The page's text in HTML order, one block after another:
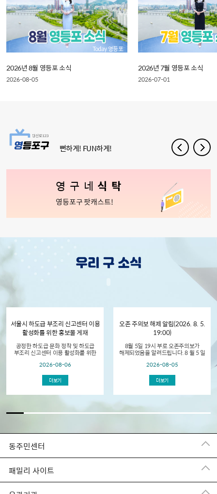
Today 영등포
2026년 8월 영등포 소식
2026-08-05
2026년 7월 영등포 소식
2026-07-01
뻔하게! FUN하게!
영구네 식탁
영등포구 팟캐스트!
서울시 하도급 부조리 신고센터 이용
활성화를 위한 홍보물 게재
공정한 하도급 문화 정착 및 하도급
부조리 신고센터 이용 활성화를 위한
2026-08-06
더보기
오존 주의보 해제 알림(2026. 8. 5.
19:00)
8월 5일 19시 부로 오존주의보가
해제되었음을 알려드립니다. 8 월 5 일
0.12ppm 이상으로 오존주의...
2026-08-05
더보기
동주민센터
패밀리 사이트